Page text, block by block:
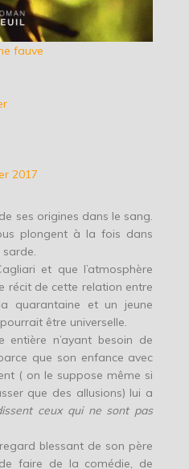
fauve
2017
ses origines dans le sang.
plongent à la fois dans
sarde.
et que l’atmosphère
récit de cette relation entre
quarantaine et un jeune
être universelle.
entière n’ayant besoin de
que son enfance avec
( on le suppose même si
que des allusions) lui a
ceux qui ne sont pas
blessant de son père
faire de la comédie, de